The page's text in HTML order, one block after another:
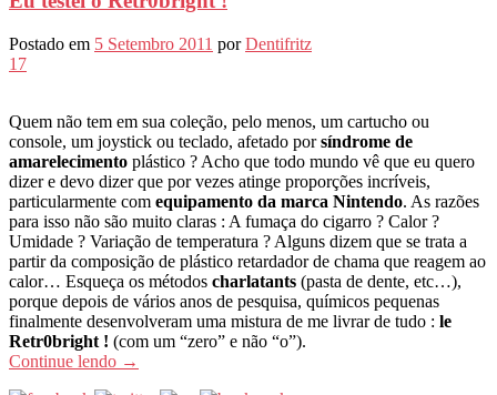
Postado em 5 Setembro 2011 porDentifritz
17
Quem não tem em sua coleção, pelo menos, um cartucho ou
console, um joystick ou teclado, afetado porsíndrome de
amarelecimento plástico ? Acho que todo mundo vê que eu quero
dizer e devo dizer que por vezes atinge proporções incríveis,
particularmente com equipamento da marca Nintendo. As razões
para isso não são muito claras : A fumaça do cigarro ? Calor ?
Umidade ? Variação de temperatura ? Alguns dizem que se trata a
partir da composição de plástico retardador de chama que reagem ao
calor… Esqueça os métodos charlatants (pasta de dente, etc…),
porque depois de vários anos de pesquisa, químicos pequenas
finalmente desenvolveram uma mistura de me livrar de tudo : le
Retr0bright ! (com um “zero” e não “o”).
Continue lendo →